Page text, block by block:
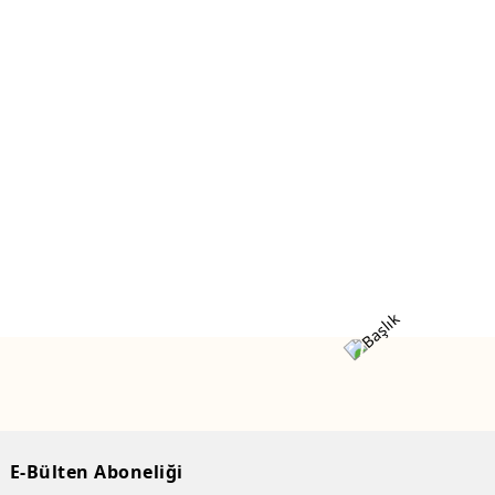
E-Bülten Aboneliği